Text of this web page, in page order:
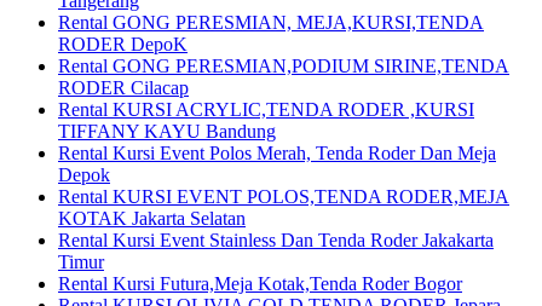
Rental GONG PERESMIAN, MEJA,KURSI,TENDA
RODER DepoK
Rental GONG PERESMIAN,PODIUM SIRINE,TENDA
RODER Cilacap
Rental KURSI ACRYLIC,TENDA RODER ,KURSI
TIFFANY KAYU Bandung
Rental Kursi Event Polos Merah, Tenda Roder Dan Meja
Depok
Rental KURSI EVENT POLOS,TENDA RODER,MEJA
KOTAK Jakarta Selatan
Rental Kursi Event Stainless Dan Tenda Roder Jakakarta
Timur
Rental Kursi Futura,Meja Kotak,Tenda Roder Bogor